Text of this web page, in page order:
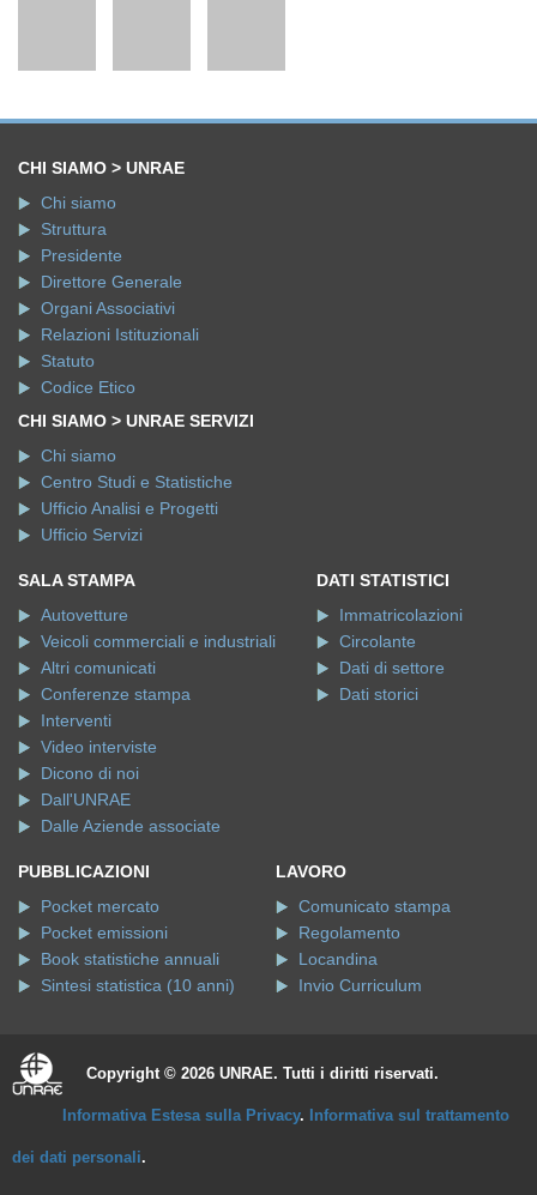
CHI SIAMO > UNRAE
Chi siamo
Struttura
Presidente
Direttore Generale
Organi Associativi
Relazioni Istituzionali
Statuto
Codice Etico
CHI SIAMO > UNRAE SERVIZI
Chi siamo
Centro Studi e Statistiche
Ufficio Analisi e Progetti
Ufficio Servizi
SALA STAMPA
Autovetture
Veicoli commerciali e industriali
Altri comunicati
Conferenze stampa
Interventi
Video interviste
Dicono di noi
Dall'UNRAE
Dalle Aziende associate
DATI STATISTICI
Immatricolazioni
Circolante
Dati di settore
Dati storici
PUBBLICAZIONI
Pocket mercato
Pocket emissioni
Book statistiche annuali
Sintesi statistica (10 anni)
LAVORO
Comunicato stampa
Regolamento
Locandina
Invio Curriculum
Copyright © 2026 UNRAE. Tutti i diritti riservati.
Informativa Estesa sulla Privacy. Informativa sul trattamento
dei dati personali.